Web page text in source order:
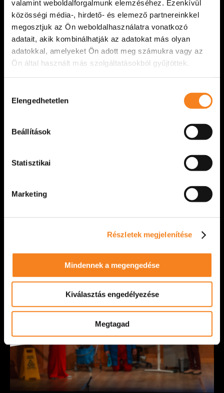
valamint weboldalforgalmunk elemzéséhez. Ezenkívül
közösségi média-, hirdető- és elemező partnereinkkel
megosztjuk az Ön weboldalhasználatra vonatkozó
adatait, akik kombinálhatják az adatokat más olyan
adatokkal, amelyeket Ön adott meg számukra vagy az
Ön által használt más szolgáltatásokból gyűjtöttek.
kiválasztása
Elengedhetetlen
Beállítások
Statisztikai
Marketing
Részletek megjelenítése
Mindennek a megengedése
Kiválasztás engedélyezése
Megtagad
Átadtuk az idei Böröndi Tamás-emlékdíjat
Március 22-én, az Évfordulós felfordulás című
előadásunk után ünnepélyes keretek között adtuk
át a Böröndi Tamás-emlékdíjat. Az elismerést
2026. március 22.